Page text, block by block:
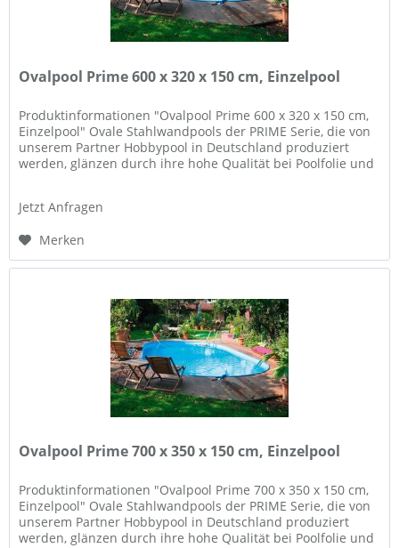
Ovalpool Prime 600 x 320 x 150 cm, Einzelpool
Produktinformationen "Ovalpool Prime 600 x 320 x 150 cm,
Einzelpool" Ovale Stahlwandpools der PRIME Serie, die von
unserem Partner Hobbypool in Deutschland produziert
werden, glänzen durch ihre hohe Qualität bei Poolfolie und
Jetzt Anfragen
Merken
Ovalpool Prime 700 x 350 x 150 cm, Einzelpool
Produktinformationen "Ovalpool Prime 700 x 350 x 150 cm,
Einzelpool" Ovale Stahlwandpools der PRIME Serie, die von
unserem Partner Hobbypool in Deutschland produziert
werden, glänzen durch ihre hohe Qualität bei Poolfolie und